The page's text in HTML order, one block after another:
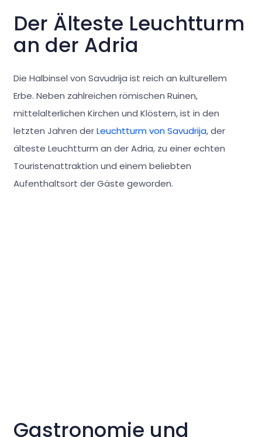
Der Älteste Leuchtturm
an der Adria
Die Halbinsel von Savudrija ist reich an kulturellem
Erbe. Neben zahlreichen römischen Ruinen,
mittelalterlichen Kirchen und Klöstern, ist in den
letzten Jahren derLeuchtturm von Savudrija, der
älteste Leuchtturm an der Adria, zu einer echten
Touristenattraktion und einem beliebten
Aufenthaltsort der Gäste geworden.
Gastronomie und